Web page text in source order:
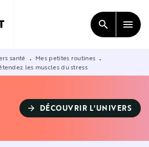
CONTENU
search menu
santé • Mes petites routines •
les muscles du stress
arrow_forward DÉCOUVRIR L'UNIVERS